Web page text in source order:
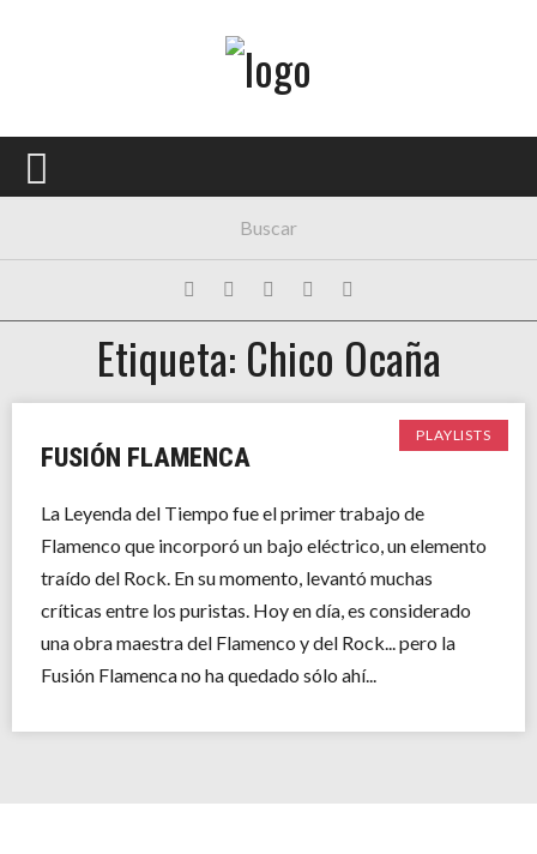
PORTADA
FESTIVALES
EXPOSICIONES
HISTORIAS
Etiqueta: Chico Ocaña
PLAYLISTS
FUSIÓN FLAMENCA
La Leyenda del Tiempo fue el primer trabajo de
Flamenco que incorporó un bajo eléctrico, un elemento
traído del Rock. En su momento, levantó muchas
críticas entre los puristas. Hoy en día, es considerado
una obra maestra del Flamenco y del Rock... pero la
Fusión Flamenca no ha quedado sólo ahí...